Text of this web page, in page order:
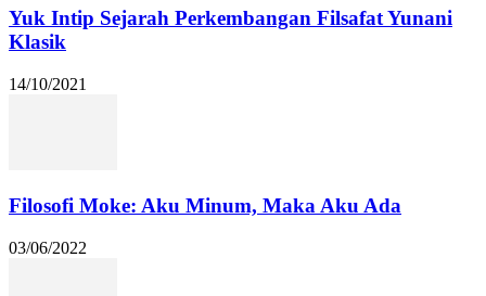
Yuk Intip Sejarah Perkembangan Filsafat Yunani
Klasik
14/10/2021
Filosofi Moke: Aku Minum, Maka Aku Ada
03/06/2022